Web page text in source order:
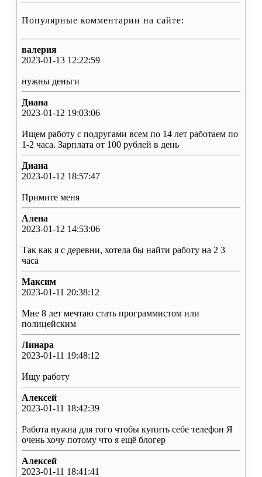
Популярные комментарии на сайте:
валерия
2023-01-13 12:22:59
нужны деньги
Диана
2023-01-12 19:03:06
Ищем работу с подругами всем по 14 лет работаем по
1-2 часа. Зарплата от 100 рублей в день
Диана
2023-01-12 18:57:47
Примите меня
Алена
2023-01-12 14:53:06
Так как я с деревни, хотела бы найти работу на 2 3
часа
Максим
2023-01-11 20:38:12
Мне 8 лет мечтаю стать программистом или
полицейским
Линара
2023-01-11 19:48:12
Ищу работу
Алексей
2023-01-11 18:42:39
Работа нужна для того чтобы купить себе телефон Я
очень хочу потому что я ещё блогер
Алексей
2023-01-11 18:41:41